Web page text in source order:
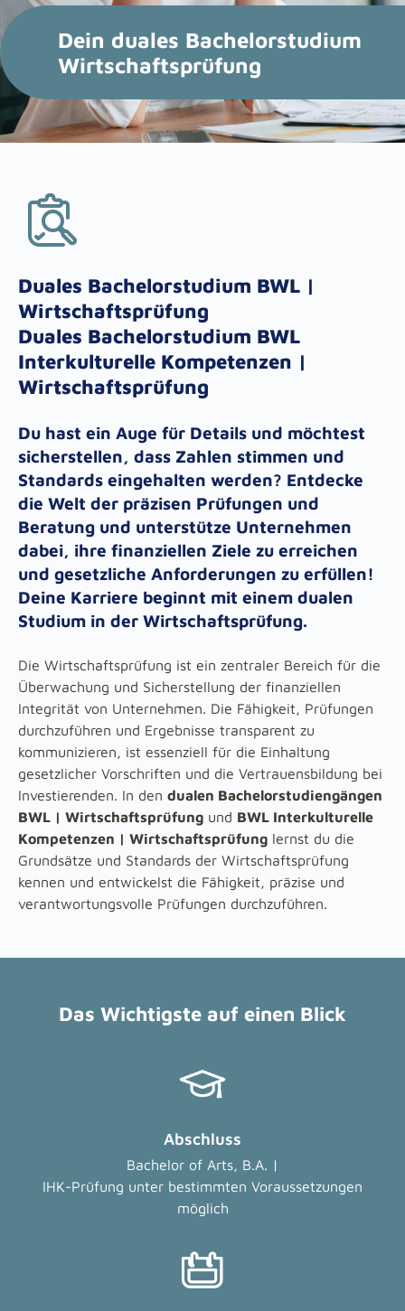
Dein duales Bachelorstudium
Wirtschaftsprüfung
Duales Bachelorstudium BWL |
Wirtschaftsprüfung
Duales Bachelorstudium BWL
Interkulturelle Kompetenzen |
Wirtschaftsprüfung
Du hast ein Auge für Details und möchtest
sicherstellen, dass Zahlen stimmen und
Standards eingehalten werden? Entdecke
die Welt der präzisen Prüfungen und
Beratung und unterstütze Unternehmen
dabei, ihre finanziellen Ziele zu erreichen
und gesetzliche Anforderungen zu erfüllen!
Deine Karriere beginnt mit einem dualen
Studium in der Wirtschaftsprüfung.
Die Wirtschaftsprüfung ist ein zentraler Bereich für die
Überwachung und Sicherstellung der finanziellen
Integrität von Unternehmen. Die Fähigkeit, Prüfungen
durchzuführen und Ergebnisse transparent zu
kommunizieren, ist essenziell für die Einhaltung
gesetzlicher Vorschriften und die Vertrauensbildung bei
Investierenden. In den dualen Bachelorstudiengängen
BWL | Wirtschaftsprüfung und BWL Interkulturelle
Kompetenzen | Wirtschaftsprüfung lernst du die
Grundsätze und Standards der Wirtschaftsprüfung
kennen und entwickelst die Fähigkeit, präzise und
verantwortungsvolle Prüfungen durchzuführen.
Das Wichtigste auf einen Blick
Abschluss
Bachelor of Arts, B.A. |
IHK-Prüfung unter bestimmten Voraussetzungen
möglich